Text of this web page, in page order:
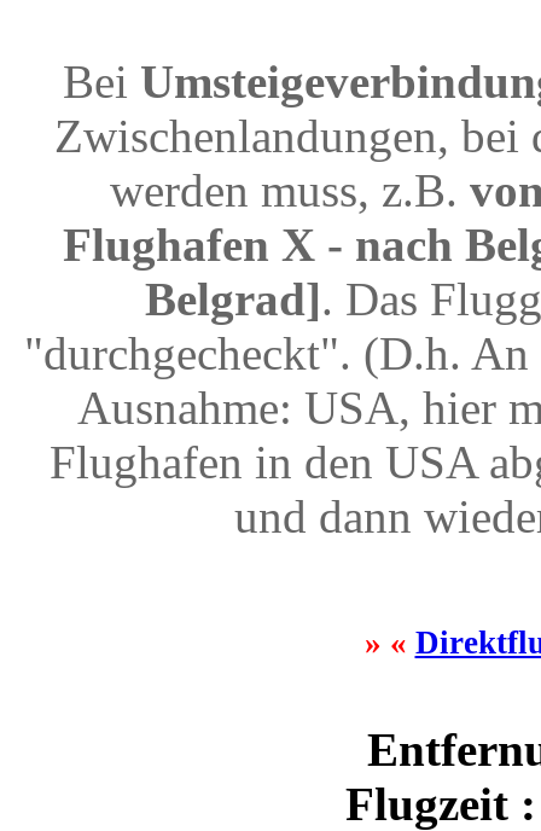
Bei
Zwischenlandungen, bei
werden muss, z.B.
Flughafen X - nach
Belgrad]. Das
"durchgecheckt". (D.h.
Ausnahme: USA, hier
Flughafen in den USA
und dann
» «
Flugzeit